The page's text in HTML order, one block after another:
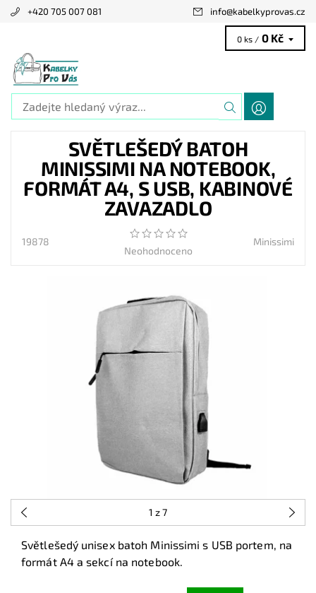
+420 705 007 081 info@kabelkyprovas.cz
0 ks / 0 Kč
SVĚTLEŠEDÝ BATOH
MINISSIMI NA NOTEBOOK,
FORMÁT A4, S USB, KABINOVÉ
ZAVAZADLO
19878
Neohodnoceno
Minissimi
1 z 7
Světlešedý unisex batoh Minissimi s USB portem, na
formát A4 a sekcí na notebook.